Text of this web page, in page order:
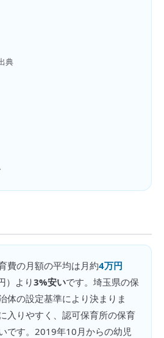
典
費の月額の平均は月約4万円
）より3%安いです。 埼玉県の保
体の設定基準により決まりま
入りやすく、認可保育所の保育
です。2019年10月からの幼児